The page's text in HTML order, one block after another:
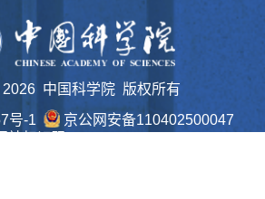
2026 中国科学院 版权所有
号-1
京公网安备110402500047